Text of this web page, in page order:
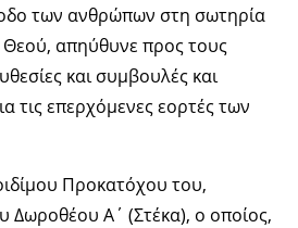
των ανθρώπων στη σωτηρία
Θεού, απηύθυνε προς τους
και συμβουλές και
τις επερχόμενες εορτές των
Προκατόχου του,
Δωροθέου Α΄ (Στέκα), ο οποίος,